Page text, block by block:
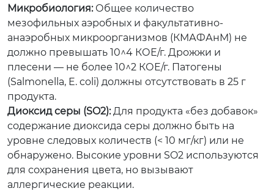
Микробиология:Общее количество
мезофильных аэробных и факультативно-
анаэробных микроорганизмов (КМАФАнМ) не
должно превышать 10^4 КОЕ/г. Дрожжи и
плесени — не более 10^2 КОЕ/г. Патогены
(Salmonella, E. coli) должны отсутствовать в 25 г
продукта.
Диоксид серы (SO2):Для продукта «без добавок»
содержание диоксида серы должно быть на
уровне следовых количеств (< 10 мг/кг) или не
обнаружено. Высокие уровни SO2 используются
для сохранения цвета, но вызывают
аллергические реакции.